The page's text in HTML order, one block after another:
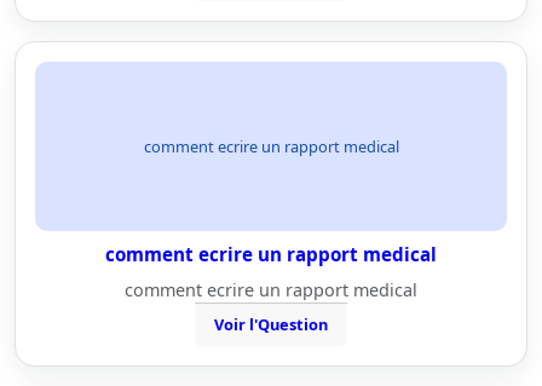
comment ecrire un rapport medical
comment ecrire un rapport medical
comment ecrire un rapport medical
Voir l'Question